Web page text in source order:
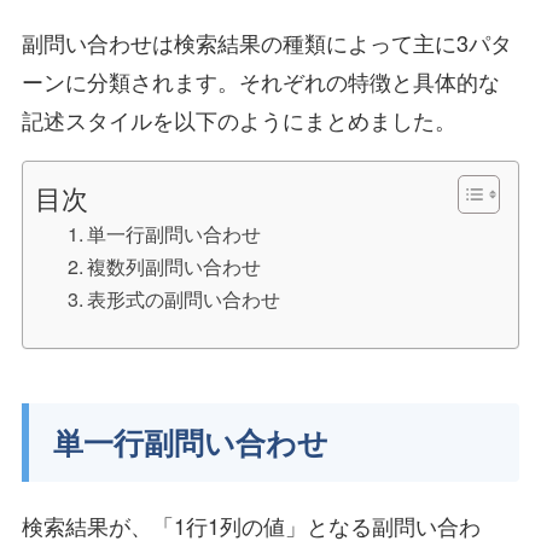
副問い合わせは検索結果の種類によって主に3パタ
ーンに分類されます。それぞれの特徴と具体的な
記述スタイルを以下のようにまとめました。
目次
単一行副問い合わせ
複数列副問い合わせ
表形式の副問い合わせ
単一行副問い合わせ
検索結果が、「1行1列の値」となる副問い合わ